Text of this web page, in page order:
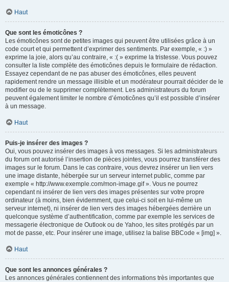
Haut
Que sont les émoticônes ?
Les émoticônes sont de petites images qui peuvent être utilisées grâce à un
code court et qui permettent d’exprimer des sentiments. Par exemple, « :) »
exprime la joie, alors qu’au contraire, « :( » exprime la tristesse. Vous pouvez
consulter la liste complète des émoticônes depuis le formulaire de rédaction.
Essayez cependant de ne pas abuser des émoticônes, elles peuvent
rapidement rendre un message illisible et un modérateur pourrait décider de le
modifier ou de le supprimer complètement. Les administrateurs du forum
peuvent également limiter le nombre d’émoticônes qu’il est possible d’insérer
à un message.
Haut
Puis-je insérer des images ?
Oui, vous pouvez insérer des images à vos messages. Si les administrateurs
du forum ont autorisé l’insertion de pièces jointes, vous pourrez transférer des
images sur le forum. Dans le cas contraire, vous devrez insérer un lien vers
une image distante, hébergée sur un serveur internet public, comme par
exemple « http://www.exemple.com/mon-image.gif ». Vous ne pourrez
cependant ni insérer de lien vers des images présentes sur votre propre
ordinateur (à moins, bien évidemment, que celui-ci soit en lui-même un
serveur internet), ni insérer de lien vers des images hébergées derrière un
quelconque système d’authentification, comme par exemple les services de
messagerie électronique de Outlook ou de Yahoo, les sites protégés par un
mot de passe, etc. Pour insérer une image, utilisez la balise BBCode « [img] ».
Haut
Que sont les annonces générales ?
Les annonces générales contiennent des informations très importantes que